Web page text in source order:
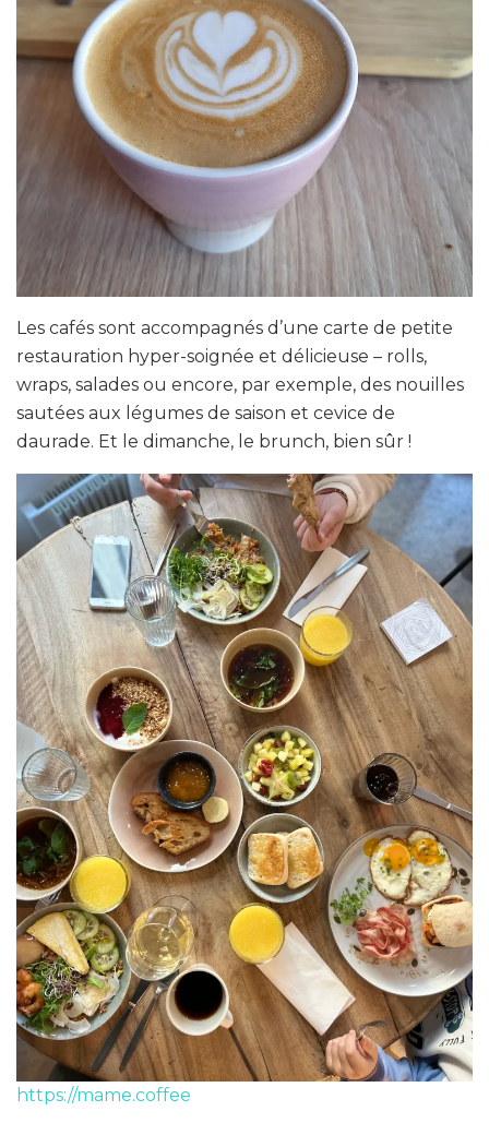
Les cafés sont accompagnés d’une carte de petite
restauration hyper-soignée et délicieuse – rolls,
wraps, salades ou encore, par exemple, des nouilles
sautées aux légumes de saison et cevice de
daurade. Et le dimanche, le brunch, bien sûr !
https://mame.coffee